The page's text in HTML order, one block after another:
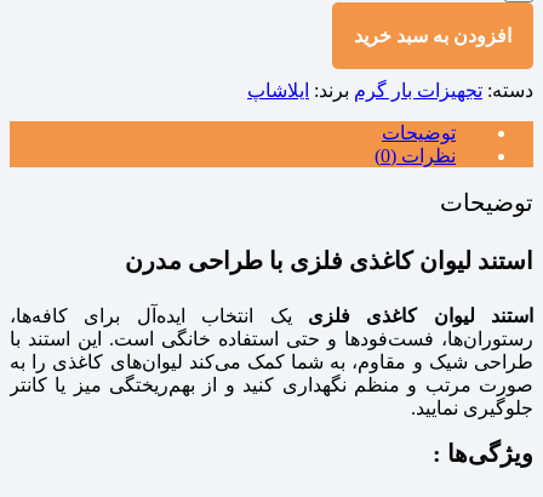
افزودن به سبد خرید
دسته: تجهیزات بار گرم برند: ایلاشاپ
توضیحات
نظرات (0)
توضیحات
استند لیوان کاغذی فلزی با طراحی مدرن
استند لیوان کاغذی فلزی یک انتخاب ایده‌آل برای کافه‌ها،
رستوران‌ها، فست‌فودها و حتی استفاده خانگی است. این استند با
طراحی شیک و مقاوم، به شما کمک می‌کند لیوان‌های کاغذی را به
صورت مرتب و منظم نگهداری کنید و از بهم‌ریختگی میز یا کانتر
جلوگیری نمایید.
ویژگی‌ها :